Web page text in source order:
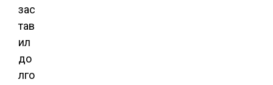
зас
тав
ил
до
лго